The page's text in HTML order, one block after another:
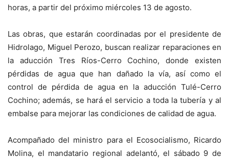
horas, a partir del próximo miércoles 13 de agosto.
Las obras, que estarán coordinadas por el presidente de
Hidrolago, Miguel Perozo, buscan realizar reparaciones en
la aducción Tres Ríos-Cerro Cochino, donde existen
pérdidas de agua que han dañado la vía, así como el
control de pérdida de agua en la aducción Tulé-Cerro
Cochino; además, se hará el servicio a toda la tubería y al
embalse para mejorar las condiciones de calidad de agua.
Acompañado del ministro para el Ecosocialismo, Ricardo
Molina, el mandatario regional adelantó, el sábado 9 de